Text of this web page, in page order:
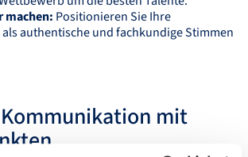
machen: Positionieren Sie Ihre
authentische und fachkundige Stimmen
mit